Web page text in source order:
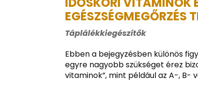
EGÉSZSÉGMEGŐRZÉS
Táplálékkiegészítők
Ebben a bejegyzésben különös
egyre nagyobb szükséget érez
vitaminok”, mint például az A-, B-